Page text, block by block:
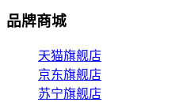
品牌商城
天猫旗舰店
京东旗舰店
苏宁旗舰店